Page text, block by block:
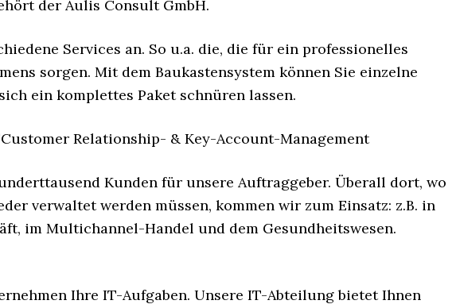
der Aulis Consult GmbH.
Services an. So u.a. die, die für ein professionelles
sorgen. Mit dem Baukastensystem können Sie einzelne
ein komplettes Paket schnüren lassen.
Relationship- & Key-Account-Management
Kunden für unsere Auftraggeber. Überall dort, wo
verwaltet werden müssen, kommen wir zum Einsatz: z.B. in
im Multichannel-Handel und dem Gesundheitswesen.
Ihre IT-Aufgaben. Unsere IT-Abteilung bietet Ihnen